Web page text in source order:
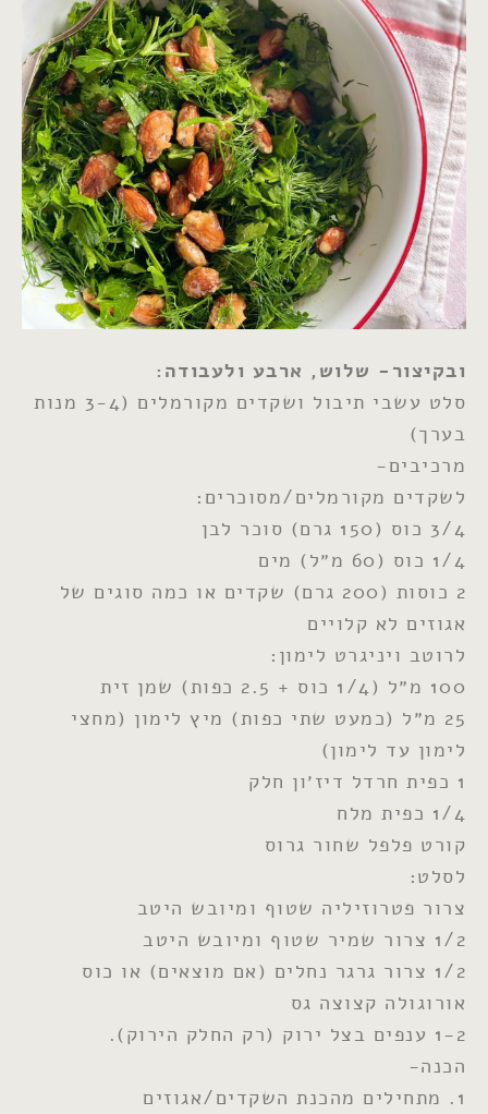
ובקיצור- שלוש, ארבע ולעבודה:
סלט עשבי תיבול ושקדים מקורמלים (3-4 מנות
בערך)
מרכיבים-
לשקדים מקורמלים/מסוכרים:
3/4 כוס (150 גרם) סוכר לבן
1/4 כוס (60 מ״ל) מים
2 כוסות (200 גרם) שקדים או כמה סוגים של
אגוזים לא קלויים
לרוטב ויניגרט לימון:
100 מ״ל (1/4 כוס + 2.5 כפות) שמן זית
25 מ״ל (כמעט שתי כפות) מיץ לימון (מחצי
לימון עד לימון)
1 כפית חרדל דיז׳ון חלק
1/4 כפית מלח
קורט פלפל שחור גרוס
לסלט:
צרור פטרוזיליה שטוף ומיובש היטב
1/2 צרור שמיר שטוף ומיובש היטב
1/2 צרור גרגר נחלים (אם מוצאים) או כוס
אורוגולה קצוצה גס
1-2 ענפים בצל ירוק (רק החלק הירוק).
הכנה-
1. מתחילים מהכנת השקדים/אגוזים